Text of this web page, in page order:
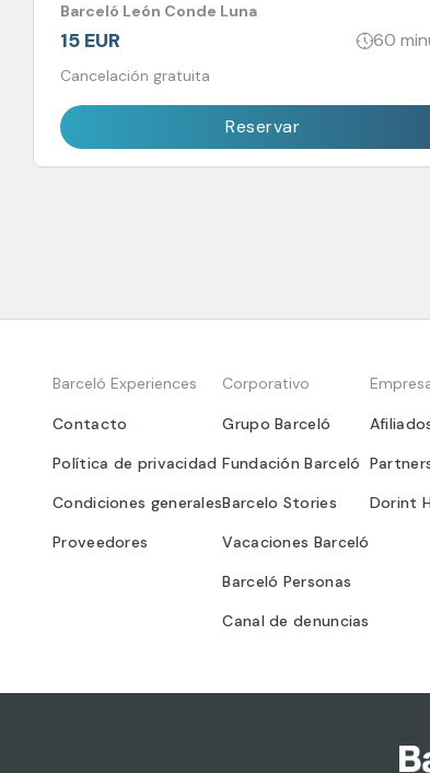
Barceló León Conde Luna
15 EUR 60
Cancelación gratuita
Reservar
Barceló Experiences
Contacto
Política de privacidad
Condiciones generales
Proveedores
Corporativo
Grupo Barceló
Fundación Barceló
Barcelo Stories
Vacaciones Barceló
Barceló Personas
Canal de denuncias
Dorint